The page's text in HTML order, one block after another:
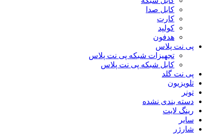
کابل صدا
کارت
کولپد
هدفون
پی نت پلاس
تجهیزات شبکه پی نت پلاس
کابل شبکه پی نت پلاس
پی نت گلد
تلویزیون
تونر
دسته بندی نشده
رینگ لایت
سایر
شارژر